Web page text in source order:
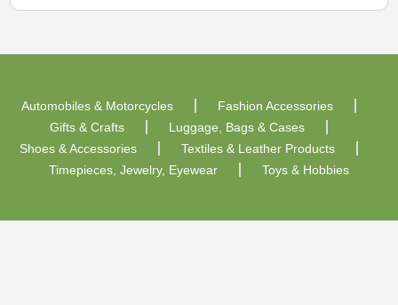
Automobiles & Motorcycles
Fashion Accessories
Gifts & Crafts
Luggage, Bags & Cases
Shoes & Accessories
Textiles & Leather Products
Timepieces, Jewelry, Eyewear
Toys & Hobbies